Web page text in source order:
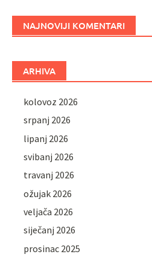
NAJNOVIJI KOMENTARI
ARHIVA
kolovoz 2026
srpanj 2026
lipanj 2026
svibanj 2026
travanj 2026
ožujak 2026
veljača 2026
siječanj 2026
prosinac 2025